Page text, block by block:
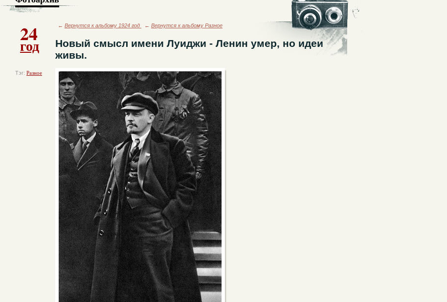
24
год
Тэг: Разное
← Вернутся к альбому 1924 год ← Вернутся к альбому Разное
Новый смысл имени Луиджи - Ленин умер, но идеи
живы.